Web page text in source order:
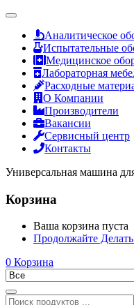
Аналитическое
Испытательные
Медицинское
Лабораторная
Расходные
О Компании
Производители
Вакансии
Сервисный центр
Контакты
Универсальная машина
Корзина
Ваша корзина пуста
Продолжайте
0 Корзина